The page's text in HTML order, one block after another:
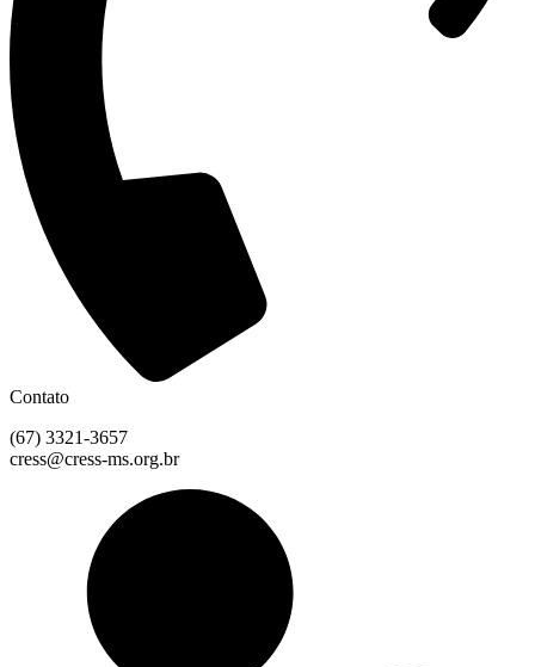
Contato
(67) 3321-3657
cress@cress-ms.org.br